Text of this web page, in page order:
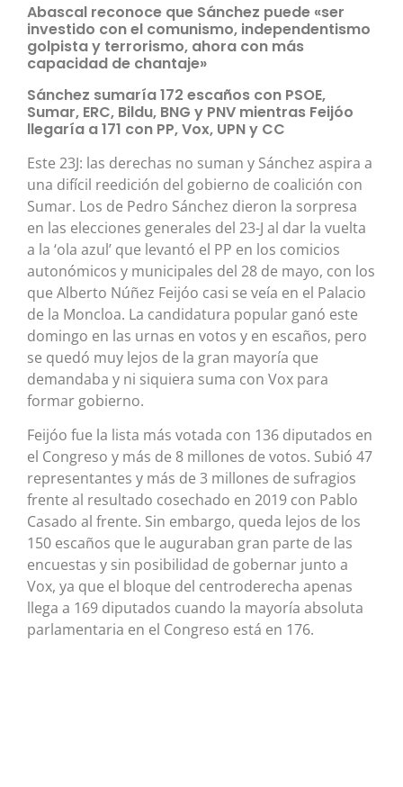
Abascal reconoce que Sánchez puede «ser
investido con el comunismo, independentismo
golpista y terrorismo, ahora con más
capacidad de chantaje»
Sánchez sumaría 172 escaños con PSOE,
Sumar, ERC, Bildu, BNG y PNV mientras Feijóo
llegaría a 171 con PP, Vox, UPN y CC
Este 23J: las derechas no suman y Sánchez aspira a
una difícil reedición del gobierno de coalición con
Sumar. Los de Pedro Sánchez dieron la sorpresa
en las elecciones generales del 23-J al dar la vuelta
a la ‘ola azul’ que levantó el PP en los comicios
autonómicos y municipales del 28 de mayo, con los
que Alberto Núñez Feijóo casi se veía en el Palacio
de la Moncloa. La candidatura popular ganó este
domingo en las urnas en votos y en escaños, pero
se quedó muy lejos de la gran mayoría que
demandaba y ni siquiera suma con Vox para
formar gobierno.
Feijóo fue la lista más votada con 136 diputados en
el Congreso y más de 8 millones de votos. Subió 47
representantes y más de 3 millones de sufragios
frente al resultado cosechado en 2019 con Pablo
Casado al frente. Sin embargo, queda lejos de los
150 escaños que le auguraban gran parte de las
encuestas y sin posibilidad de gobernar junto a
Vox, ya que el bloque del centroderecha apenas
llega a 169 diputados cuando la mayoría absoluta
parlamentaria en el Congreso está en 176.